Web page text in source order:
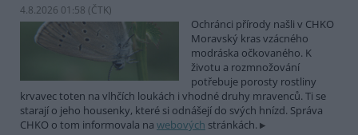
4.8.2026 01:58 (ČTK)
Ochránci přírody našli v CHKO
Moravský kras vzácného
modráska očkovaného. K
životu a rozmnožování
potřebuje porosty rostliny
krvavec toten na vlhčích loukách i vhodné druhy mravenců. Ti se
starají o jeho housenky, které si odnášejí do svých hnízd. Správa
CHKO o tom informovala na webových stránkách.